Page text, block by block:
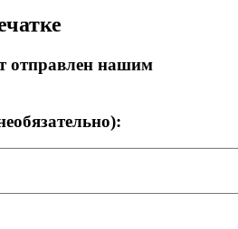
отправлен нашим